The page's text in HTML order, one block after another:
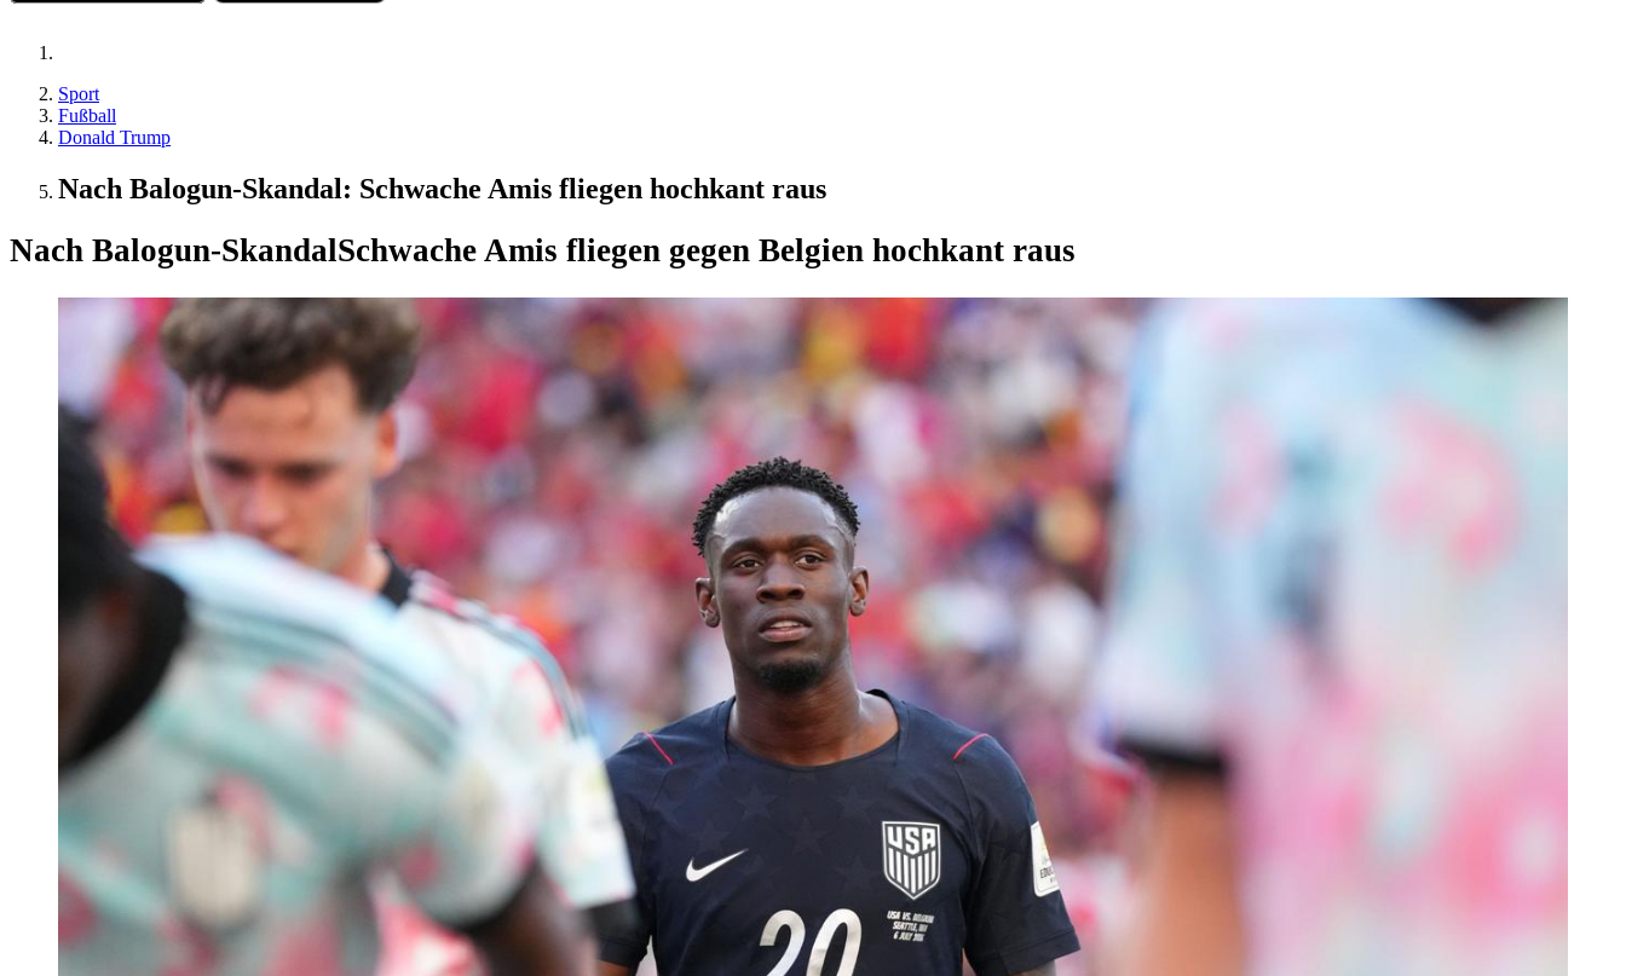
Sport
Fußball
Donald Trump
Nach Balogun-Skandal: Schwache Amis fliegen hochkant raus
Nach Balogun-SkandalSchwache Amis fliegen gegen Belgien hochkant raus